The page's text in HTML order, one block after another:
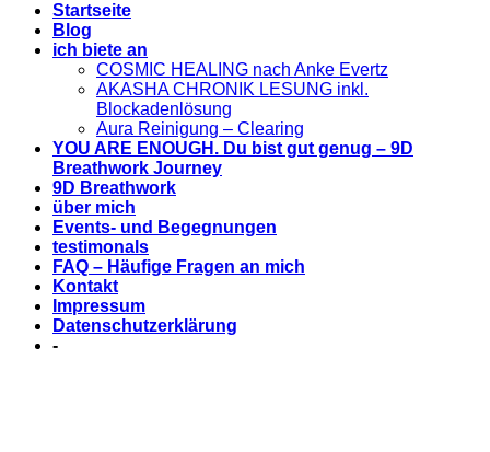
Startseite
Blog
ich biete an
COSMIC HEALING nach Anke Evertz
AKASHA CHRONIK LESUNG inkl.
Blockadenlösung
Aura Reinigung – Clearing
YOU ARE ENOUGH. Du bist gut genug – 9D
Breathwork Journey
9D Breathwork
über mich
Events- und Begegnungen
testimonals
FAQ – Häufige Fragen an mich
Kontakt
Impressum
Datenschutzerklärung
-